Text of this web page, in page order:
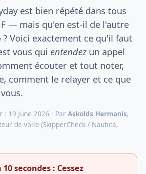
est bien répété dans tous
— mais qu'en est-il de l'autre
Voici exactement ce qu'il faut
vous qui entendez un appel
écouter et tout noter,
comment le relayer et ce que
19 June 2026 · Par Askolds Hermanis,
de voile (SkipperCheck / Nautica,
secondes : Cessez